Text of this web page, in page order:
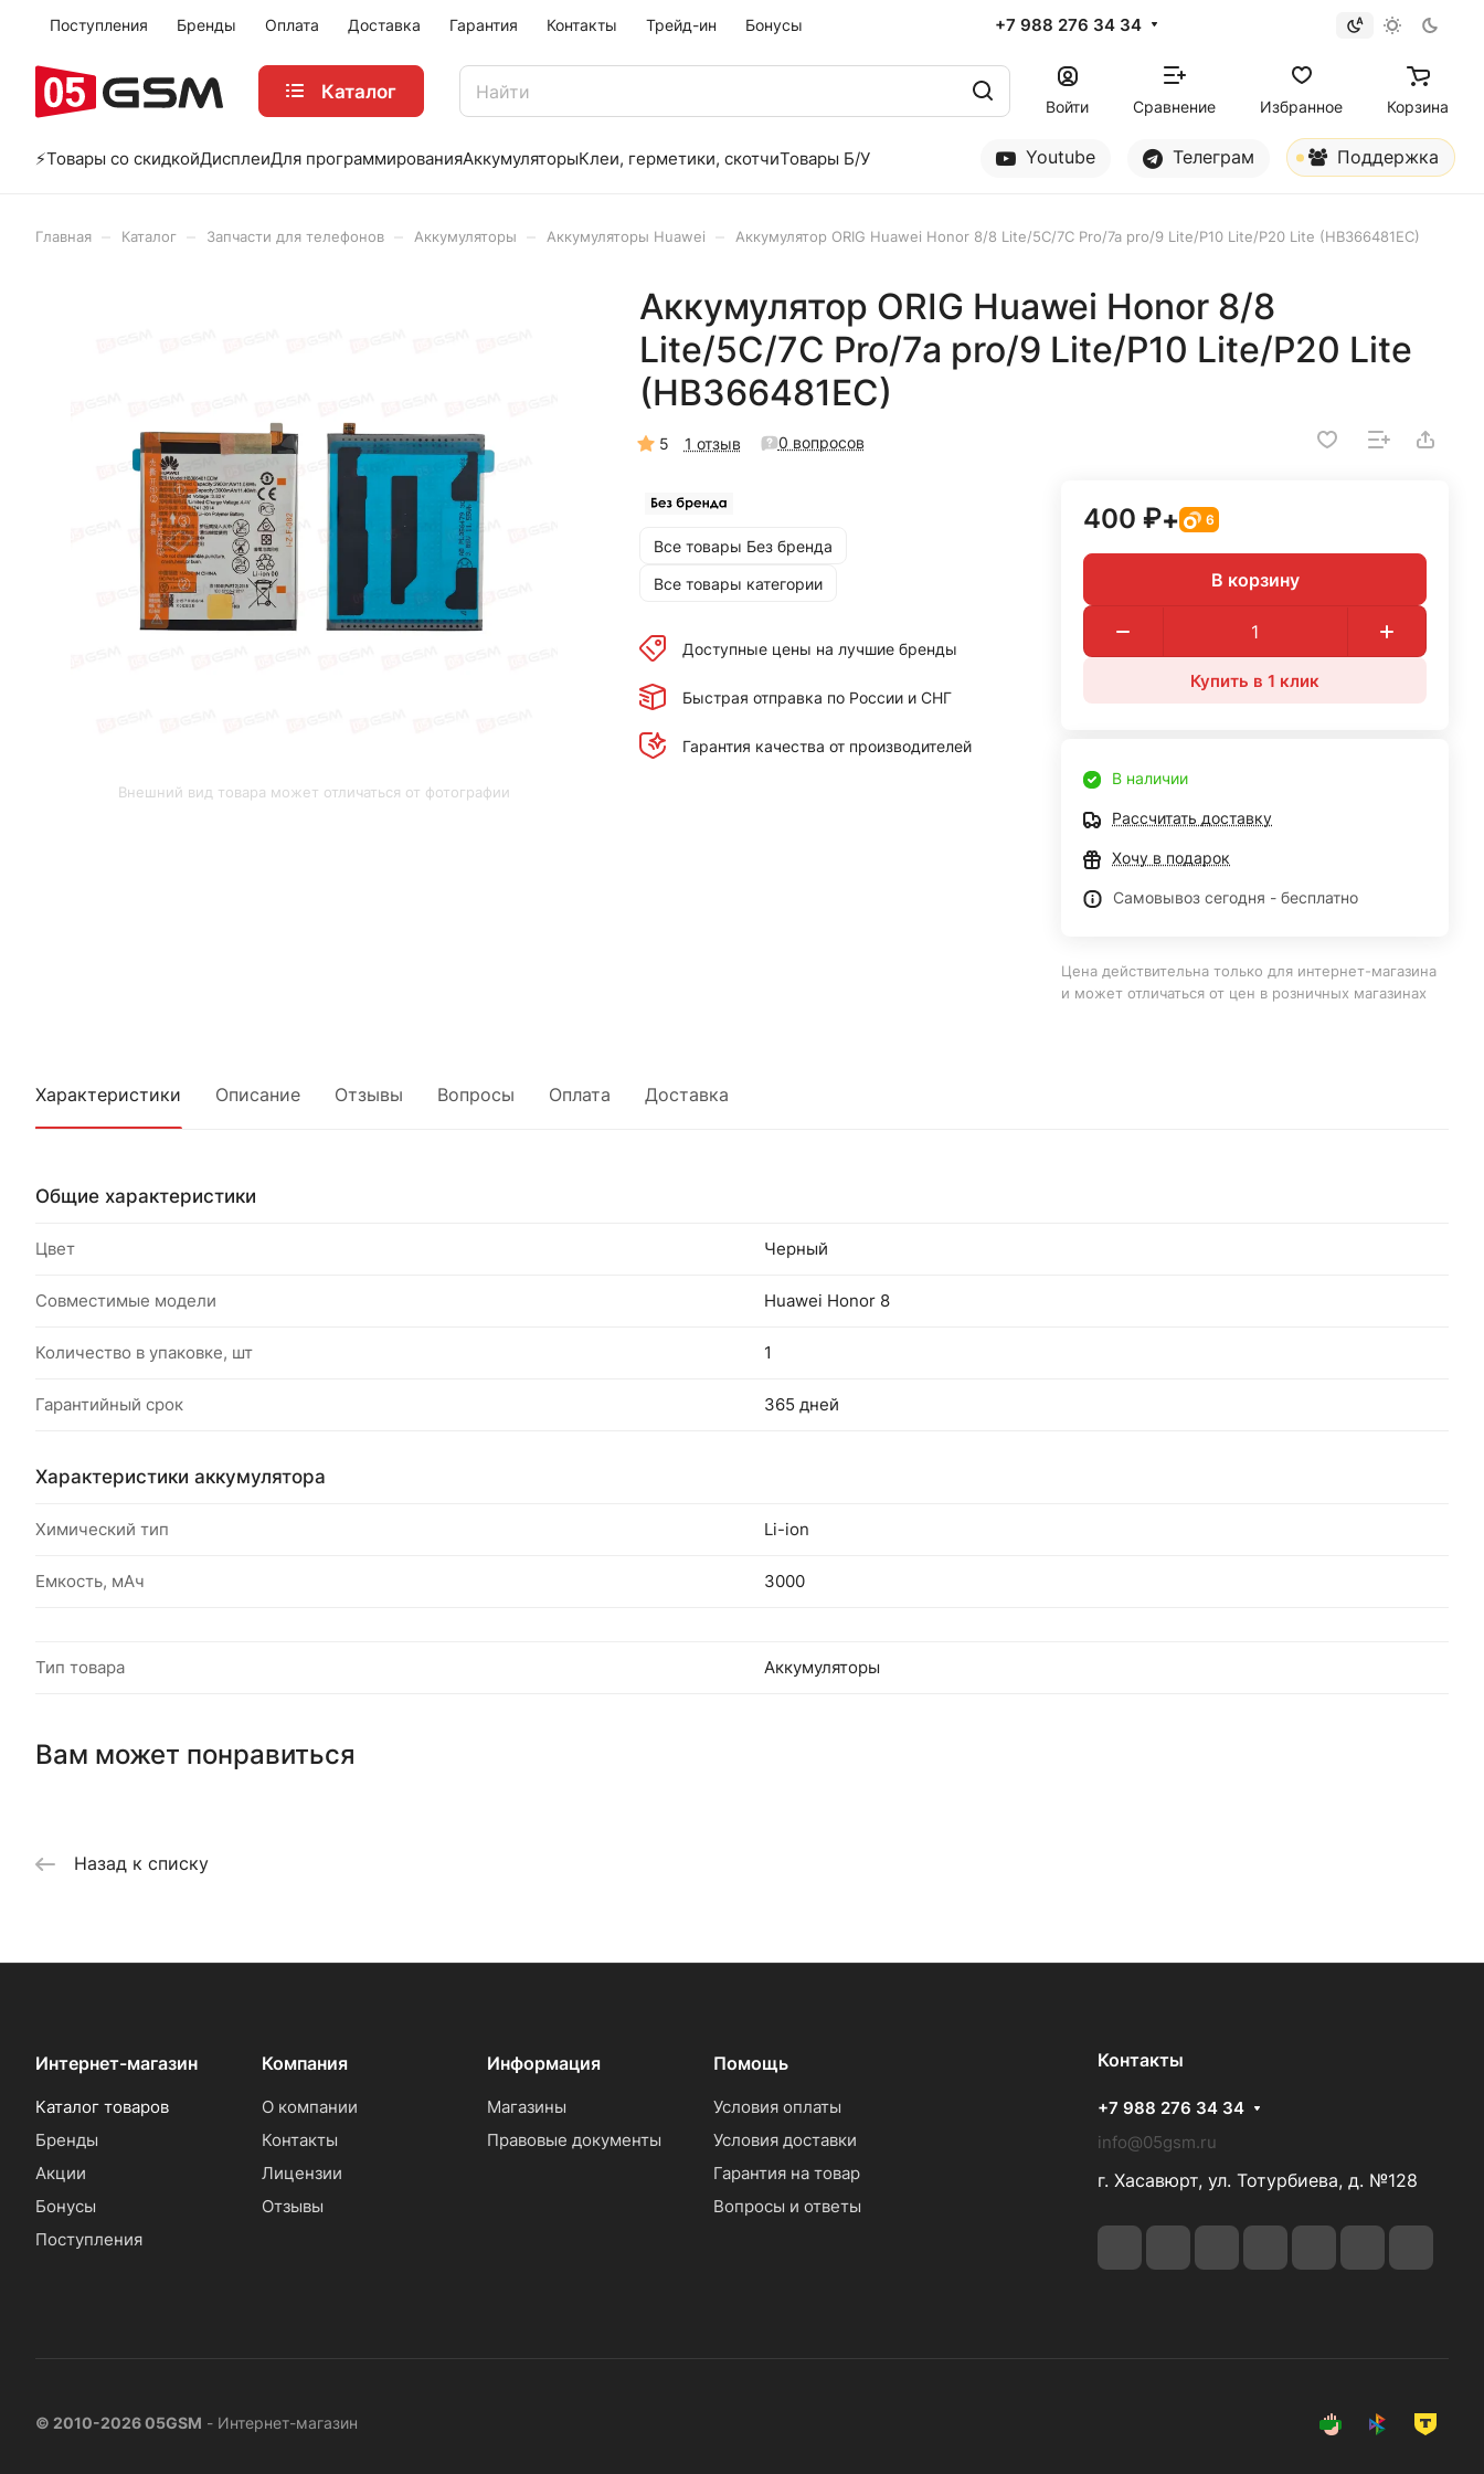
Поступления Бренды Оплата Доставка Гарантия Контакты Трейд-ин Бонусы +7 988 276 34 34
Каталог
Войти Сравнение Избранное Корзина
⚡️Товары со скидкойДисплеиДля программированияАккумуляторыКлеи, герметики, скотчиТовары Б/У Youtube Телеграм Поддержка
Главная Каталог Запчасти для телефонов Аккумуляторы Аккумуляторы Huawei Аккумулятор ORIG Huawei Honor 8/8 Lite/5С/7C Pro/7a pro/9 Lite/P10 Lite/P20 Lite (HB366481EC)
Внешний вид товара может отличаться от фотографии
Аккумулятор ORIG Huawei Honor 8/8
Lite/5С/7C Pro/7a pro/9 Lite/P10 Lite/P20 Lite
(HB366481EC)
5 1 отзыв 0 вопросов
Все товары Без бренда
Все товары категории
Доступные цены на лучшие бренды
Быстрая отправка по России и СНГ
Гарантия качества от производителей
400 ₽+ 6
В корзину
Купить в 1 клик
В наличии
Рассчитать доставку
Хочу в подарок
Самовывоз сегодня - бесплатно
Цена действительна только для интернет-магазина
и может отличаться от цен в розничных магазинах
Характеристики Описание Отзывы Вопросы Оплата Доставка
Общие характеристики
Цвет Черный
Совместимые модели Huawei Honor 8
Количество в упаковке, шт 1
Гарантийный срок 365 дней
Характеристики аккумулятора
Химический тип Li-ion
Емкость, мАч 3000
Тип товара Аккумуляторы
Вам может понравиться
Назад к списку
Интернет-магазин
Каталог товаров
Бренды
Акции
Бонусы
Поступления
Компания
О компании
Контакты
Лицензии
Отзывы
Информация
Магазины
Правовые документы
Помощь
Условия оплаты
Условия доставки
Гарантия на товар
Вопросы и ответы
Контакты
+7 988 276 34 34
info@05gsm.ru
г. Хасавюрт, ул. Тотурбиева, д. №128
© 2010-2026 05GSM - Интернет-магазин